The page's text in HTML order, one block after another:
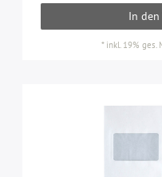
In den
* inkl. 19% ges.